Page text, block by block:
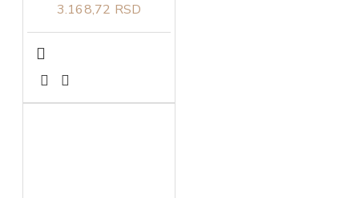
3.168,72 RSD